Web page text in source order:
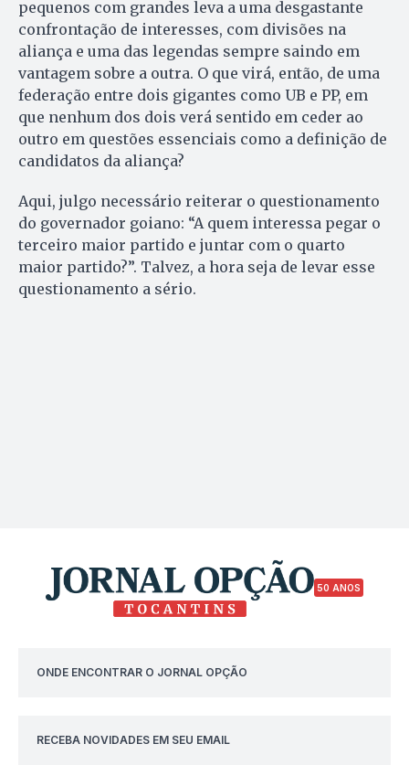
pequenos com grandes leva a uma desgastante
confrontação de interesses, com divisões na
aliança e uma das legendas sempre saindo em
vantagem sobre a outra. O que virá, então, de uma
federação entre dois gigantes como UB e PP, em
que nenhum dos dois verá sentido em ceder ao
outro em questões essenciais como a definição de
candidatos da aliança?
Aqui, julgo necessário reiterar o questionamento
do governador goiano: “A quem interessa pegar o
terceiro maior partido e juntar com o quarto
maior partido?”. Talvez, a hora seja de levar esse
questionamento a sério.
50 ANOS
ONDE ENCONTRAR O JORNAL OPÇÃO
RECEBA NOVIDADES EM SEU EMAIL